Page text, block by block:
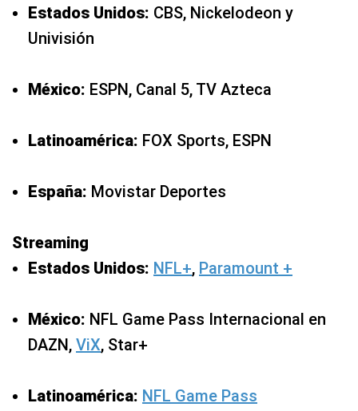
Estados Unidos: CBS, Nickelodeon y
Univisión
México: ESPN, Canal 5, TV Azteca
Latinoamérica: FOX Sports, ESPN
España: Movistar Deportes
Streaming
Estados Unidos: NFL+, Paramount +
México: NFL Game Pass Internacional en
DAZN, ViX, Star+
Latinoamérica: NFL Game Pass